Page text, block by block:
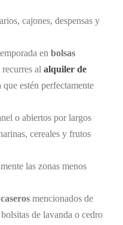
cajones, despensas y
en bolsas
al alquiler de
estén perfectamente
o abiertos por largos
cereales y frutos
las zonas menos
mencionados de
de lavanda o cedro